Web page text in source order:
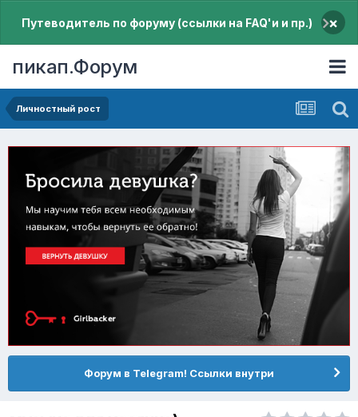
Путеводитель по форуму (ссылки на FAQ'и и пр.) ×
пикап.Форум
Личностный рост
Форум в Telegram! Ссылки внутри